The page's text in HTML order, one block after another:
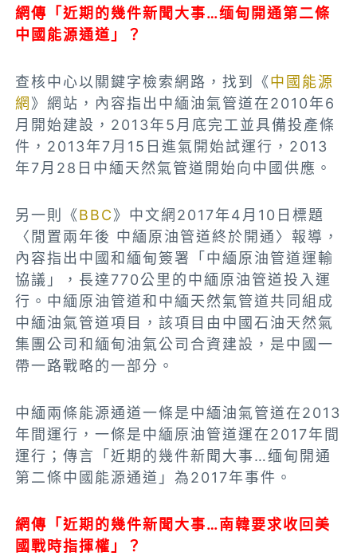
網傳「近期的幾件新聞大事…缅甸開通第二條
中國能源通道」？
查核中心以關鍵字檢索網路，找到《中國能源
網 》網站，內容指出中緬油氣管道在2010年6
月開始建設，2013年5月底完工並具備投產條
件，2013年7月15日進氣開始試運行，2013
年7月28日中緬天然氣管道開始向中國供應。
另一則《BBC》中文網2017年4月10日標題
〈閒置兩年後 中緬原油管道終於開通〉報導，
內容指出中國和緬甸簽署「中緬原油管道運輸
協議」，長達770公里的中緬原油管道投入運
行。中緬原油管道和中緬天然氣管道共同組成
中緬油氣管道項目，該項目由中國石油天然氣
集團公司和緬甸油氣公司合資建設，是中國一
帶一路戰略的一部分。
中緬兩條能源通道一條是中緬油氣管道在2013
年間運行，一條是中緬原油管道運在2017年間
運行；傳言「近期的幾件新聞大事…缅甸開通
第二條中國能源通道」為2017年事件。
網傳「近期的幾件新聞大事…南韓要求收回美
國戰時指揮權」？